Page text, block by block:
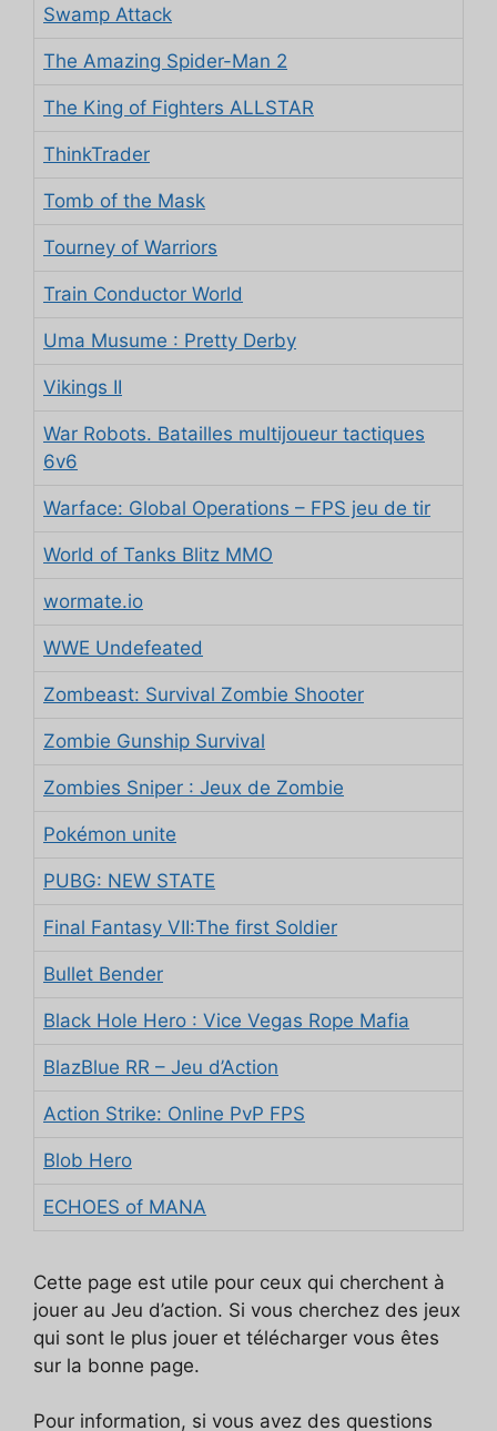
Swamp Attack
The Amazing Spider-Man 2
The King of Fighters ALLSTAR
ThinkTrader
Tomb of the Mask
Tourney of Warriors
Train Conductor World
Uma Musume : Pretty Derby
Vikings II
War Robots. Batailles multijoueur tactiques
6v6
Warface: Global Operations – FPS jeu de tir
World of Tanks Blitz MMO
wormate.io
WWE Undefeated
Zombeast: Survival Zombie Shooter
Zombie Gunship Survival
Zombies Sniper : Jeux de Zombie
Pokémon unite
PUBG: NEW STATE
Final Fantasy VII:The first Soldier
Bullet Bender
Black Hole Hero : Vice Vegas Rope Mafia
BlazBlue RR – Jeu d’Action
Action Strike: Online PvP FPS
Blob Hero
ECHOES of MANA
Cette page est utile pour ceux qui cherchent à
jouer au Jeu d’action. Si vous cherchez des jeux
qui sont le plus jouer et télécharger vous êtes
sur la bonne page.
Pour information, si vous avez des questions